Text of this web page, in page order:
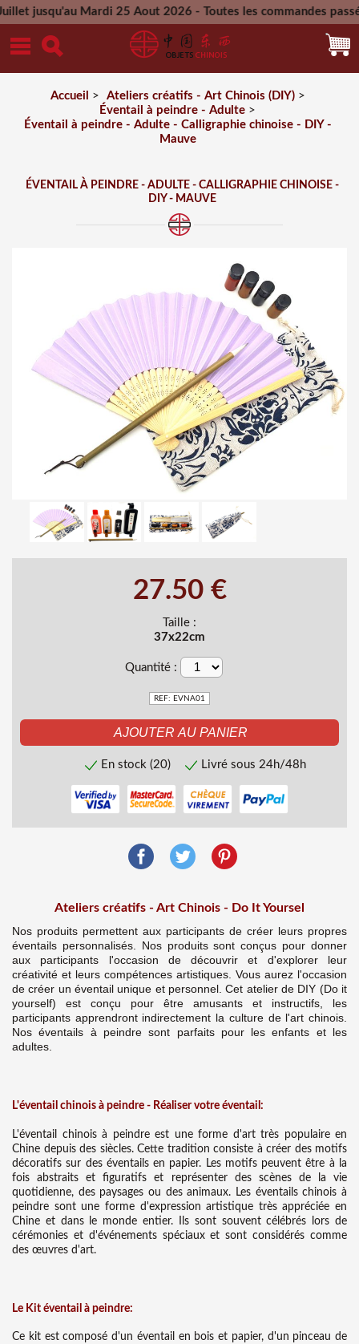
Mardi 25 Aout 2026 - Toutes les commandes passées
Mercredi 26 Aout 2026
Accueil > Ateliers créatifs - Art Chinois (DIY)>
Éventail à peindre - Adulte >
Éventail à peindre - Adulte - Calligraphie chinoise - DIY -
Mauve
ÉVENTAIL À PEINDRE - ADULTE - CALLIGRAPHIE CHINOISE -
DIY - MAUVE
27.50 €
Taille :
37x22cm
Quantité :
REF: EVNA01
En stock (20) Livré sous 24h/48h
Ateliers créatifs - Art Chinois - Do It Yoursel
Nos produits permettent aux participants de créer leurs propres
éventails personnalisés. Nos produits sont conçus pour donner
aux participants l'occasion de découvrir et d'explorer leur
créativité et leurs compétences artistiques. Vous aurez l'occasion
de créer un éventail unique et personnel. Cet atelier de DIY (Do it
yourself) est conçu pour être amusants et instructifs, les
participants apprendront indirectement la culture de l'art chinois.
Nos éventails à peindre sont parfaits pour les enfants et les
adultes.
L'éventail chinois à peindre - Réaliser votre éventail:
L'éventail chinois à peindre est une forme d'art très populaire en
Chine depuis des siècles. Cette tradition consiste à créer des motifs
décoratifs sur des éventails en papier. Les motifs peuvent être à la
fois abstraits et figuratifs et représenter des scènes de la vie
quotidienne, des paysages ou des animaux. Les éventails chinois à
peindre sont une forme d'expression artistique très appréciée en
Chine et dans le monde entier. Ils sont souvent célébrés lors de
cérémonies et d'événements spéciaux et sont considérés comme
des œuvres d'art.
Le Kit éventail à peindre:
Ce kit est composé d'un éventail en bois et papier, d'un pinceau de